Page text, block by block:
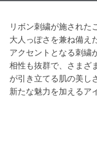
リボン刺繍が施された
大人っぽさを兼ね備え
アクセントとなる刺繍
相性も抜群で、さまざ
が引き立てる肌の美し
新たな魅力を加えるア